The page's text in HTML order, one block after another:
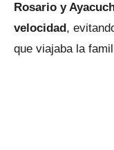
Rosario y
velocidad ,
que viajaba la